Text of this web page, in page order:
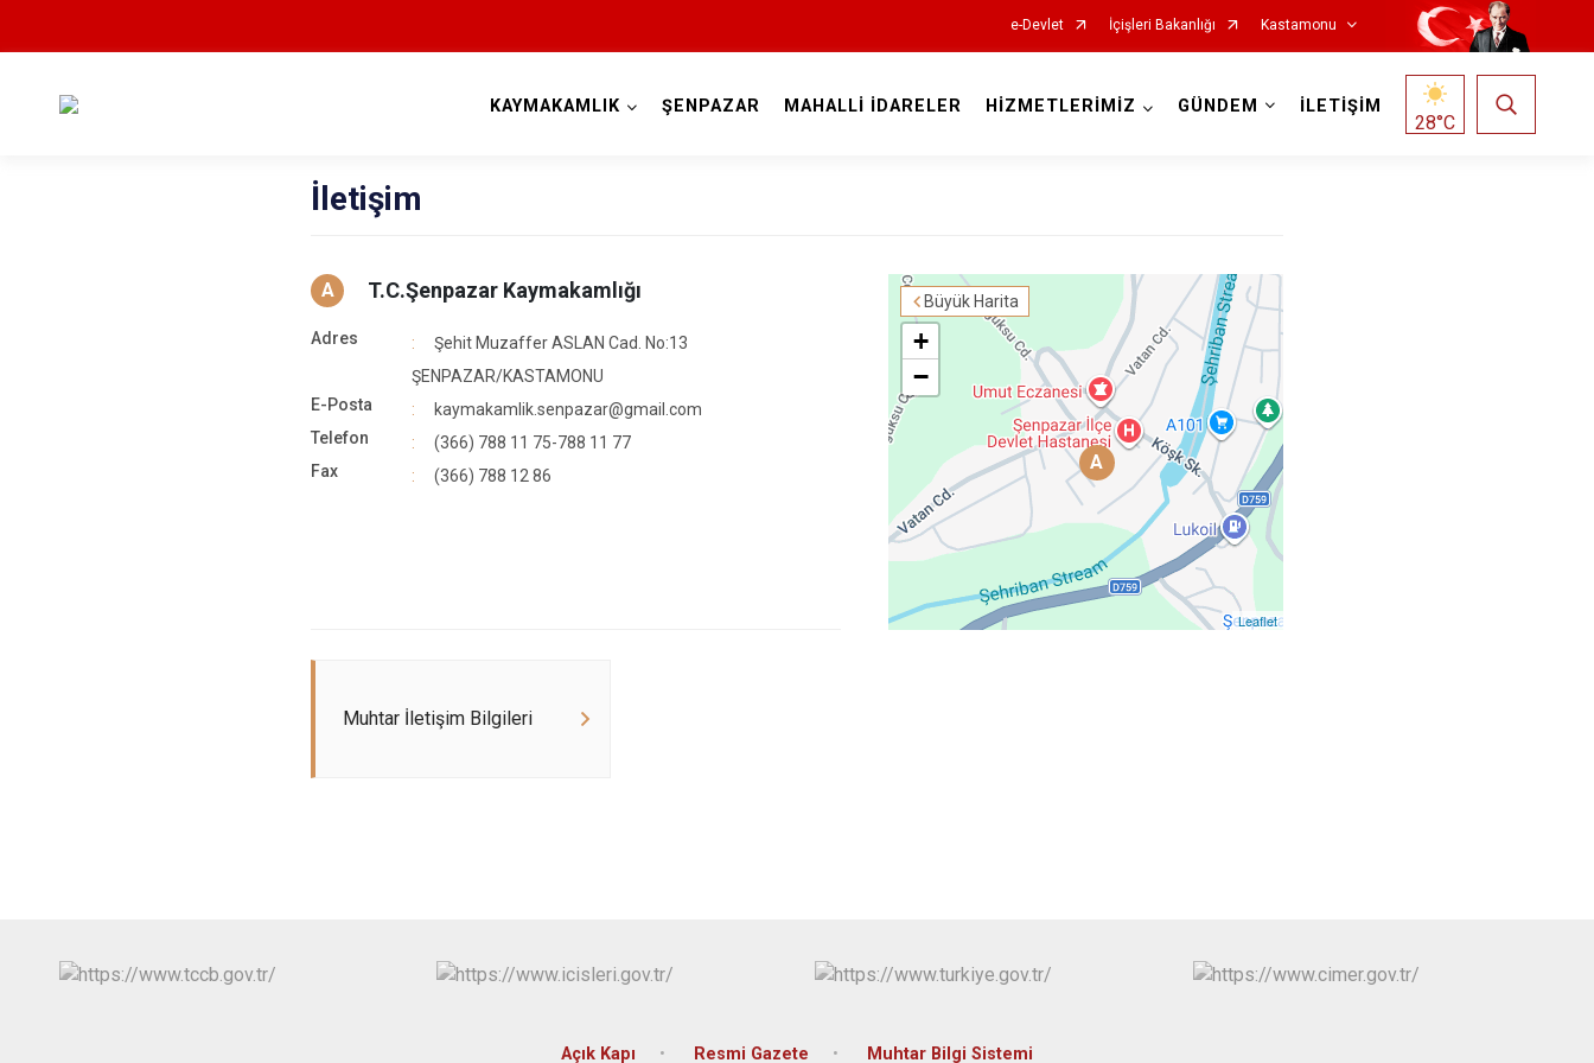
e-Devlet İçişleri Bakanlığı Kastamonu
Abana
Araç
Azdavay
Bozkurt
Çatalzeytin
Cide
Daday
Devrekani
Hanönü
İhsangazi
İnebolu
Küre
Pınarbaşı
Şenpazar
Seydiler
Taşköprü
Tosya
KAYMAKAMLIK ŞENPAZAR MAHALLİ İDARELER HİZMETLERİMİZ GÜNDEM İLETİŞİM
28°C
İletişim
Büyük Harita
A
+
−
Leaflet
A T.C.Şenpazar Kaymakamlığı
Adres
Şehit Muzaffer ASLAN Cad. No:13
ŞENPAZAR/KASTAMONU
E-Posta
kaymakamlik.senpazar@gmail.com
Telefon
(366) 788 11 75-788 11 77
Fax
(366) 788 12 86
Muhtar İletişim Bilgileri
Açık Kapı Resmi Gazete Muhtar Bilgi Sistemi